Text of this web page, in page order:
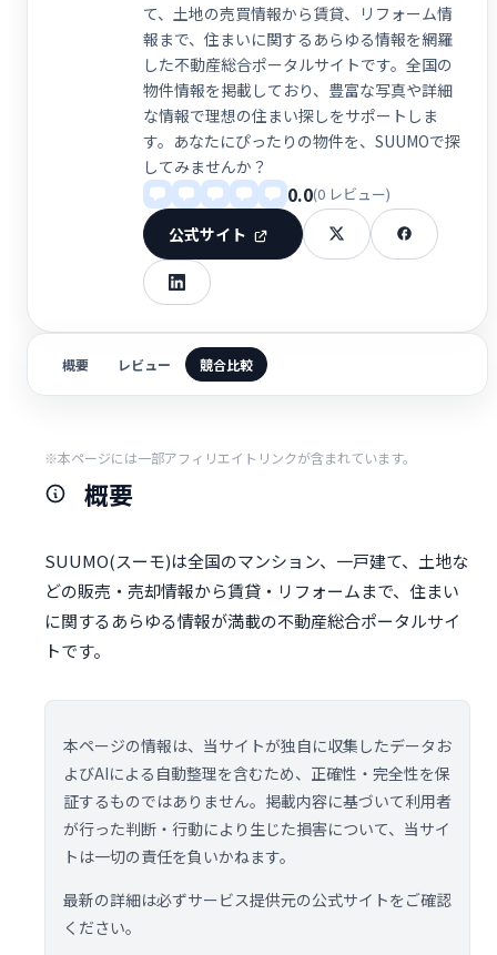
て、土地の売買情報から賃貸、リフォーム情
報まで、住まいに関するあらゆる情報を網羅
した不動産総合ポータルサイトです。全国の
物件情報を掲載しており、豊富な写真や詳細
な情報で理想の住まい探しをサポートしま
す。あなたにぴったりの物件を、SUUMOで探
してみませんか？
0.0(0 レビュー)
公式サイト
概要 レビュー 競合比較
※本ページには一部アフィリエイトリンクが含まれています。
概要
SUUMO(スーモ)は全国のマンション、一戸建て、土地な
どの販売・売却情報から賃貸・リフォームまで、住まい
に関するあらゆる情報が満載の不動産総合ポータルサイ
トです。
本ページの情報は、当サイトが独自に収集したデータお
よびAIによる自動整理を含むため、正確性・完全性を保
証するものではありません。掲載内容に基づいて利用者
が行った判断・行動により生じた損害について、当サイ
トは一切の責任を負いかねます。
最新の詳細は必ずサービス提供元の公式サイトをご確認
ください。